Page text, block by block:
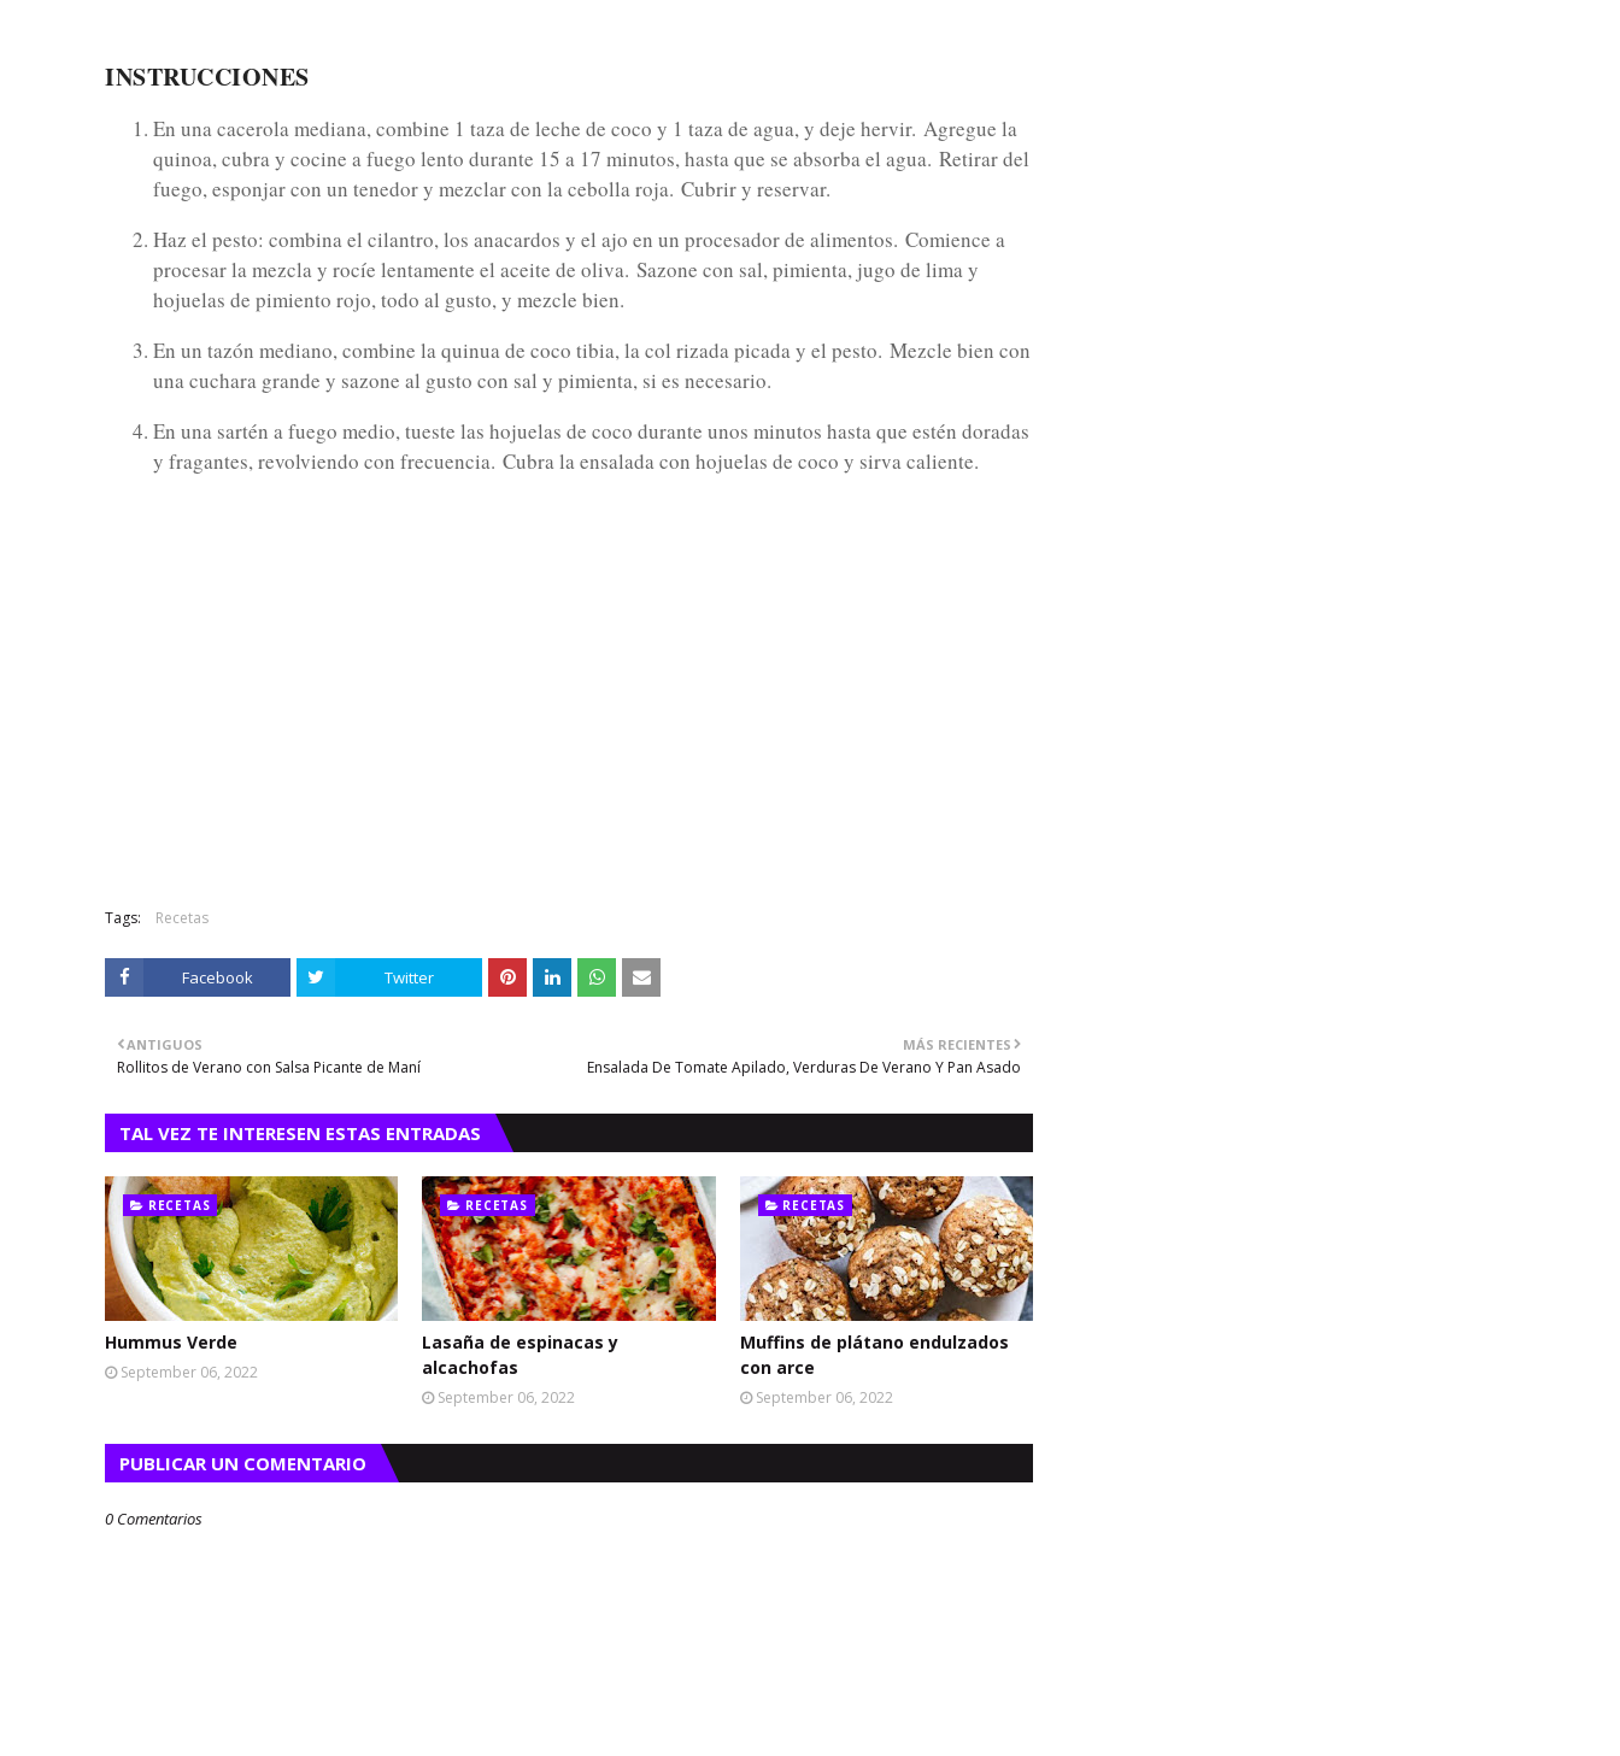
INSTRUCCIONES
En una cacerola mediana, combine 1 taza de leche de coco y 1 taza de agua, y deje hervir. Agregue la
quinoa, cubra y cocine a fuego lento durante 15 a 17 minutos, hasta que se absorba el agua. Retirar del
fuego, esponjar con un tenedor y mezclar con la cebolla roja. Cubrir y reservar.
Haz el pesto: combina el cilantro, los anacardos y el ajo en un procesador de alimentos. Comience a
procesar la mezcla y rocíe lentamente el aceite de oliva. Sazone con sal, pimienta, jugo de lima y
hojuelas de pimiento rojo, todo al gusto, y mezcle bien.
En un tazón mediano, combine la quinua de coco tibia, la col rizada picada y el pesto. Mezcle bien con
una cuchara grande y sazone al gusto con sal y pimienta, si es necesario.
En una sartén a fuego medio, tueste las hojuelas de coco durante unos minutos hasta que estén doradas
y fragantes, revolviendo con frecuencia. Cubra la ensalada con hojuelas de coco y sirva caliente.
Tags: Recetas
Facebook Twitter
MÁS RECIENTES
Ensalada De Tomate Apilado, Verduras De Verano Y Pan Asado
ANTIGUOS
Rollitos de Verano con Salsa Picante de Maní
TAL VEZ TE INTERESEN ESTAS ENTRADAS
RECETAS
Hummus Verde
September 06, 2022
RECETAS
Lasaña de espinacas y
alcachofas
September 06, 2022
RECETAS
Muffins de plátano endulzados
con arce
September 06, 2022
PUBLICAR UN COMENTARIO
0 Comentarios